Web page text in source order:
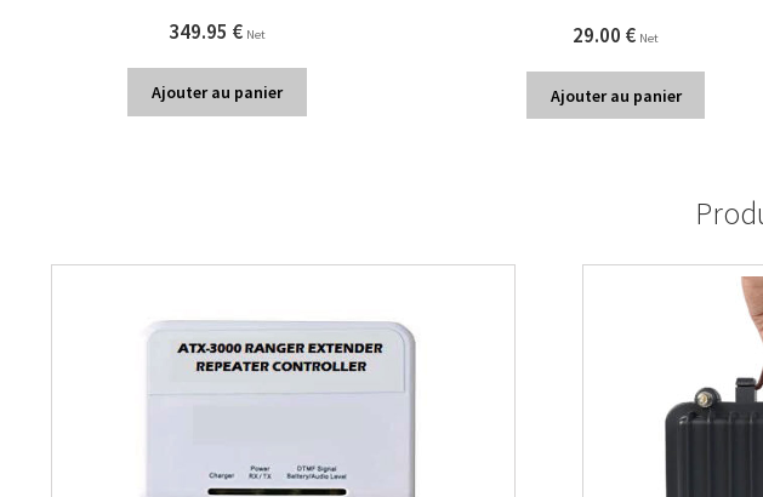
349.95 € Net
Ajouter au panier
29.00 € Net
Ajouter au panier